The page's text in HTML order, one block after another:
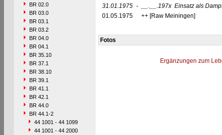
BR 02.0
BR 03.0
BR 03.1
BR 03.2
BR 04.0
BR 04.1
BR 35.10
BR 37.1
BR 38.10
BR 39.1
BR 41.1
BR 42.1
BR 44.0
BR 44.1-2
44 1001 - 44 1099
44 1001 - 44 2000
31.01.1975 - __.__.197x Einsatz als
01.05.1975
++ [Raw Meiningen]
Fotos
Ergänzungen zum